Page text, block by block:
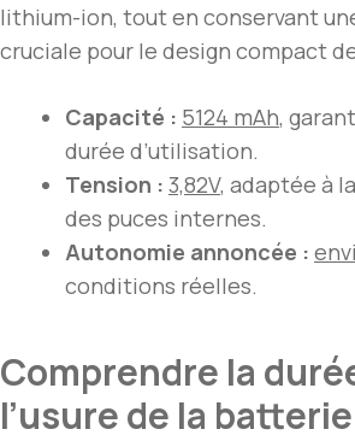
lithium-ion, tout en conservant
cruciale pour le design compact
Capacité : 5124 mAh,
durée d’utilisation.
Tension : 3,82V, adaptée à
des puces internes.
Autonomie annoncée :
conditions réelles.
Comprendre la
l’usure de la batterie